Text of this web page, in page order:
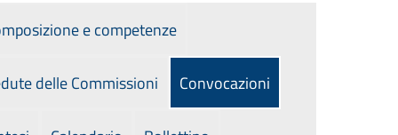
e competenze
delle Commissioni Convocazioni